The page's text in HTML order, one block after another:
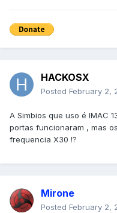
HACKOSX
Posted February 2,
A Simbios que uso é IMAC
portas funcionaram , mas
frequencia X30 !?
Mirone
Posted February 2,